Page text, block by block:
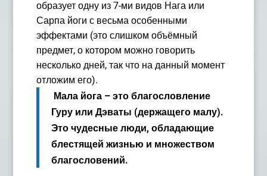
образует одну из 7-ми видов Нага или
Сарпа йоги с весьма особенными
эффектами (это слишком объёмный
предмет, о котором можно говорить
несколько дней, так что на данный момент
отложим его).
Мала йога – это благословление
Гуру или Дэваты (держащего малу).
Это чудесные люди, обладающие
блестящей жизнью и множеством
благословений.